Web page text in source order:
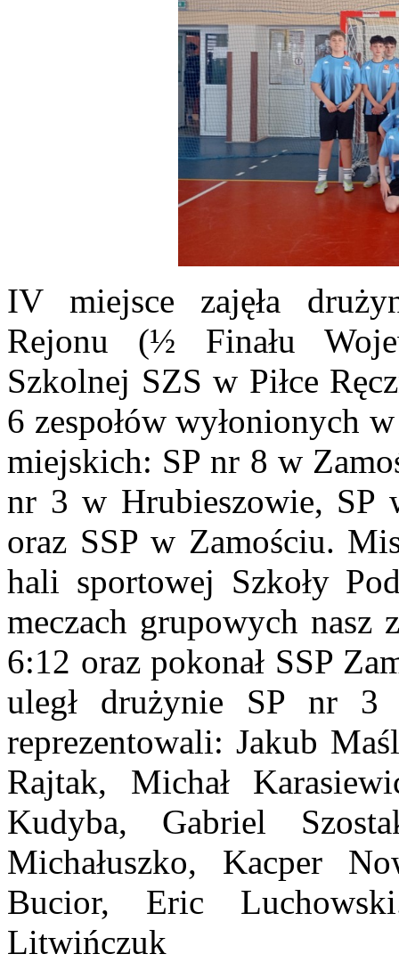
IV miejsce zajęła
Rejonu (½ Finału
Szkolnej SZS w Piłce
6 zespołów wyłonionych
miejskich: SP nr 8 w
nr 3 w Hrubieszowie, SP
oraz SSP w Zamościu.
hali sportowej Szkoły
meczach grupowych nasz
6:12 oraz pokonał SSP
uległ drużynie SP nr 3
reprezentowali: Jakub
Rajtak, Michał
Kudyba, Gabriel
Michałuszko, Kacper
Bucior, Eric
Litwińczuk